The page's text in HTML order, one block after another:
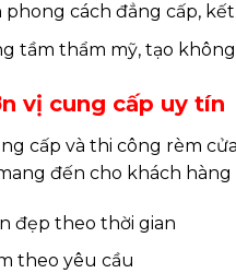
phong cách đẳng cấp,
tầm thẩm mỹ, tạo
vị cung cấp uy tín
cấp và thi công rèm
đến cho khách
đẹp theo thời gian
theo yêu cầu